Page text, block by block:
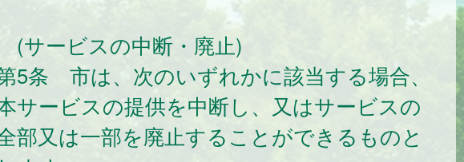
(サービスの中断・廃止)
5条 市は、次のいずれかに該当する場合、
サービスの提供を中断し、又はサービスの
部又は一部を廃止することができるものと